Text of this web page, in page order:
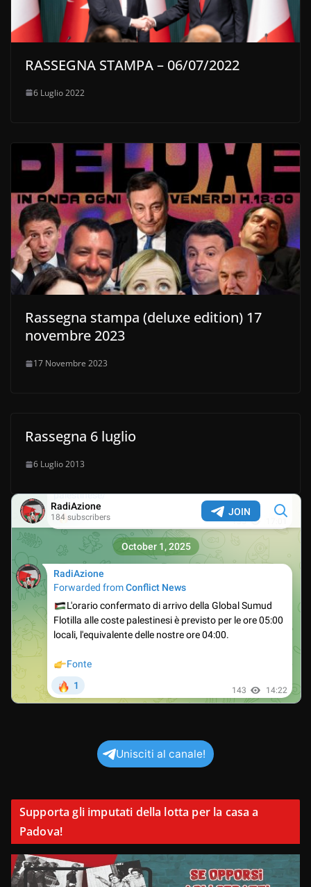
RASSEGNA STAMPA – 06/07/2022
6 Luglio 2022
Rassegna stampa (deluxe edition) 17
novembre 2023
17 Novembre 2023
Rassegna 6 luglio
6 Luglio 2013
Unisciti al canale!
Supporta gli imputati della lotta per la casa a
Padova!